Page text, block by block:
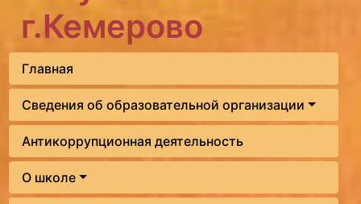
г.Кемерово
Главная
Сведения об образовательной организации
Антикоррупционная деятельность
О школе